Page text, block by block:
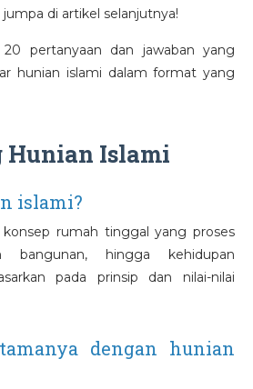
jumpa di artikel selanjutnya!
pertanyaan dan jawaban yang
hunian islami dalam format yang
Hunian Islami
islami?
konsep rumah tinggal yang proses
bangunan, hingga kehidupan
pada prinsip dan nilai-nilai
dengan hunian